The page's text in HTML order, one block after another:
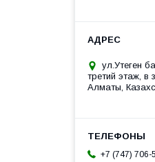
ул.Утеген
третий этаж, в
Алматы,
+7 (747) 706-